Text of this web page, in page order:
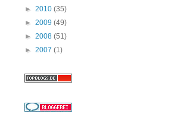
► 2010 (35)
► 2009 (49)
► 2008 (51)
► 2007 (1)